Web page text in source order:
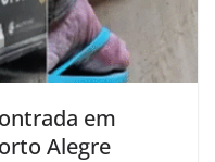
em
Alegre